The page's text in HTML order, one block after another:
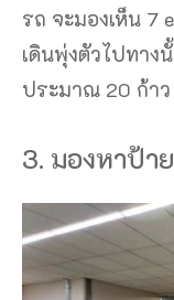
รถ จะมองเห็น 7
เดินพุ่งตัวไปทาง
ประมาณ 20 ก้าว
3. มองหาป้า